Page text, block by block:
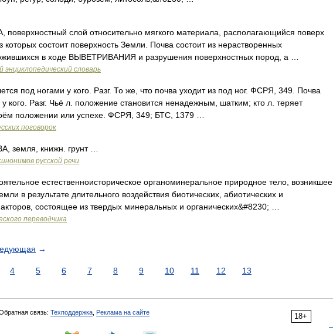
слой относительно мягкого материала, располагающийся поверх
которых состоит поверхность Земли. Почва состоит из нерастворенных
в ходе ВЫВЕТРИВАНИЯ и разрушения поверхностных пород, а …
энциклопедический словарь
под ногами у кого. Разг. То же, что почва уходит из под ног. ФСРЯ, 349. Почва
у кого. Разг. Чьё л. положение становится ненадежным, шатким; кто л. теряет
положении или успехе. ФСРЯ, 349; БТС, 1379 …
поговорок
книжн. грунт …
русской речи
естественноисторическое органоминеральное природное тело, возникшее
в результате длительного воздействия биотических, абиотических и
состоящее из твердых минеральных и органических&#8230; …
переводчика
→
4 5 6 7 8 9 10 11 12 13
18+
связь: Техподдержка Реклама на сайте